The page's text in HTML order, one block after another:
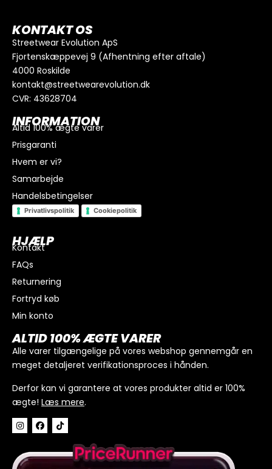
I alt
Køb for300kr. mere for gratis fragt
KONTAKT OS
Streetwear Evolution ApS
Fjortenskæppevej 9 (Afhentning efter aftale)
4000 Roskilde
kontakt@streetwearevolution.dk
CVR: 43628704
INFORMATION
Altid 100% ægte varer
Prisgaranti
Hvem er vi?
Samarbejde
Handelsbetingelser
Privatlivspolitik Cookiepolitik
HJÆLP
Kontakt
FAQs
Returnering
Fortryd køb
Min konto
ALTID 100% ÆGTE VARER
Alle varer tilgængelige på vores webshop gennemgår en
meget detaljeret verifikationsproces i hånden.
Derfor kan vi garantere at vores produkter altid er 100%
ægte! Læs mere.